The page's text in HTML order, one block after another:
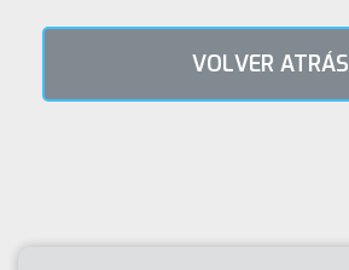
VOLVER ATRÁS